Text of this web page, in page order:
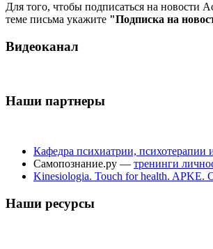
Для того, чтобы подписаться на новости
теме письма укажите "Подписка на
Видеоканал
Наши партнеры
Кафедра психиатрии, психотерапии
Самопознание.ру — тренинги
Kinesiologia. Touch for health. APKE.
Наши ресурсы